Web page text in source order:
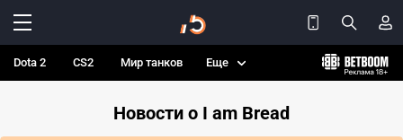
Dota 2 CS2 Мир танков Еще
Новости о I am Bread